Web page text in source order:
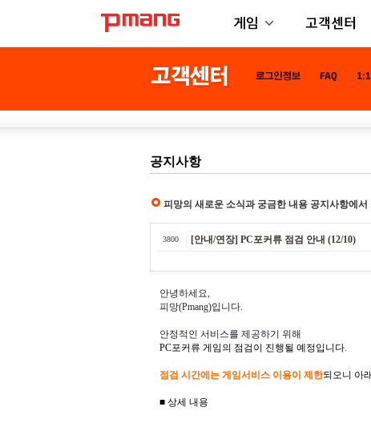
게임 고객센터
공지사항
피망의 새로운 소식과 궁금한 내용 공지사항에서
3800 [안내/연장] PC포커류 점검 안내 (12/10)
안녕하세요,
피망(Pmang)입니다.
안정적인 서비스를 제공하기 위해
PC포커류 게임의 점검이 진행될 예정입니다.
점검 시간에는 게임서비스 이용이 제한되오니 아
■ 상세 내용